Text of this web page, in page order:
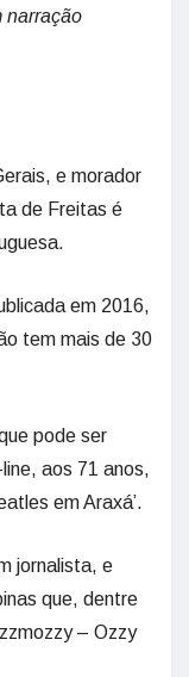
narração
e morador
de Freitas é
em 2016,
tem mais de 30
pode ser
aos 71 anos,
em Araxá’.
jornalista, e
que, dentre
– Ozzy